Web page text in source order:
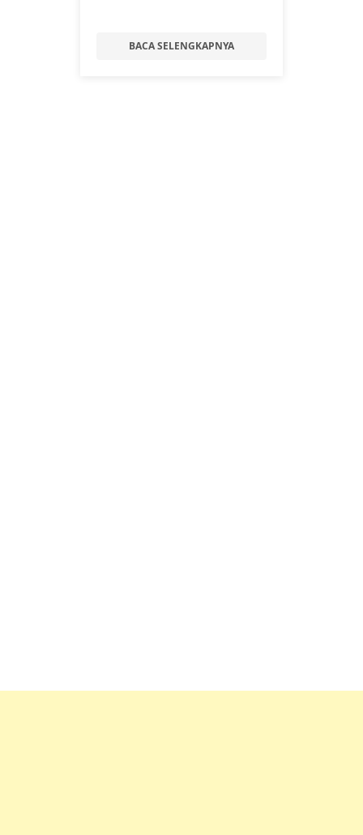
BACA SELENGKAPNYA